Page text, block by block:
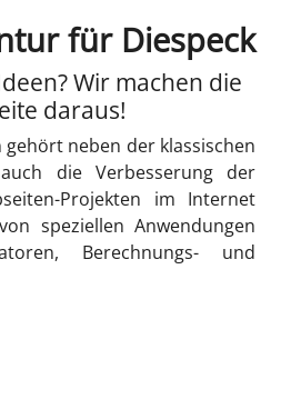
für Diespeck
Wir machen die
daraus!
neben der klassischen
auch die Verbesserung der
Projekten im Internet
speziellen Anwendungen
Berechnungs- und